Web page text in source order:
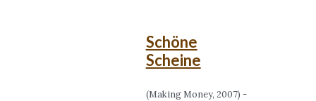
Schöne
Scheine
(Making Money, 2007) -